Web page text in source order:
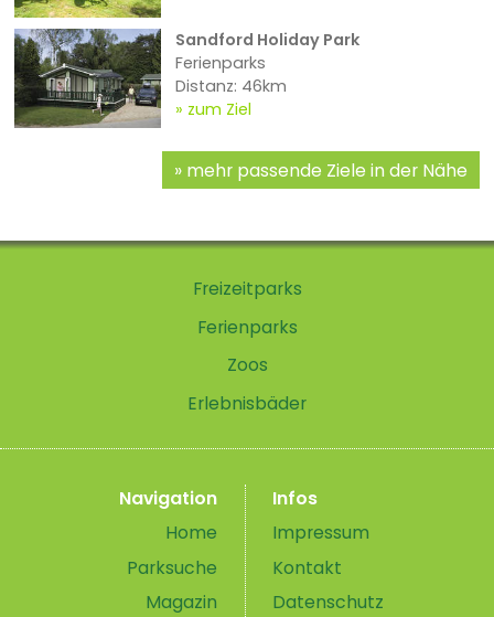
Sandford Holiday Park
Ferienparks
Distanz: 46km
zum Ziel
mehr passende Ziele in der Nähe
Freizeitparks
Ferienparks
Zoos
Erlebnisbäder
Navigation
Home
Parksuche
Magazin
Infos
Impressum
Kontakt
Datenschutz